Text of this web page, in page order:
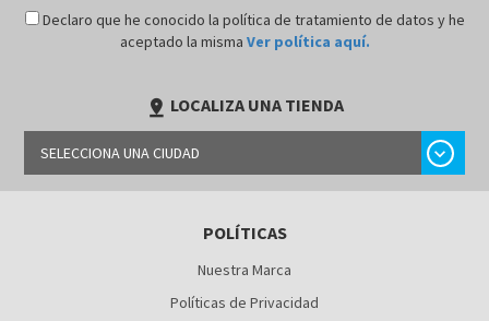
Declaro que he conocido la política de tratamiento de datos y he
aceptado la misma Ver política aquí.
pin_drop LOCALIZA UNA TIENDA
SELECCIONA UNA CIUDAD chevron_right
BARRANQUILLA
POLÍTICAS
Nuestra Marca
Políticas de Privacidad